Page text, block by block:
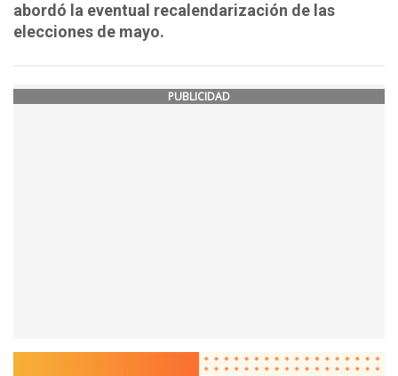
abordó la eventual recalendarización de las
elecciones de mayo.
PUBLICIDAD